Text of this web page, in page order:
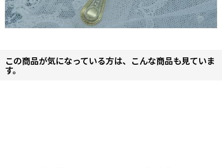
この商品が気になっている方は、こんな商品も見ていま
す。